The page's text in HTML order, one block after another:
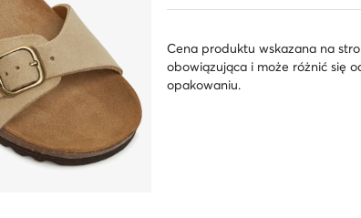
Cena produktu wskazana na
obowiązująca i może różnić się
opakowaniu.